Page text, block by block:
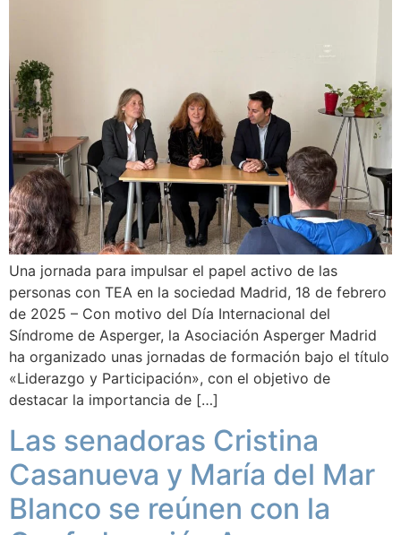
Una jornada para impulsar el papel activo de las
personas con TEA en la sociedad Madrid, 18 de febrero
de 2025 – Con motivo del Día Internacional del
Síndrome de Asperger, la Asociación Asperger Madrid
ha organizado unas jornadas de formación bajo el título
«Liderazgo y Participación», con el objetivo de
destacar la importancia de […]
Las senadoras Cristina
Casanueva y María del Mar
Blanco se reúnen con la